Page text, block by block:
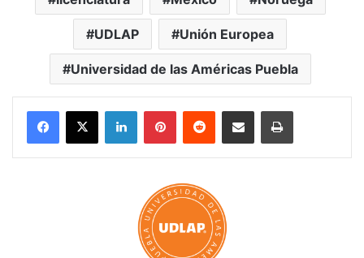
UDLAP Unión Europea
Universidad de las Américas Puebla
LinkedInPinterestReddit Share via Email Print